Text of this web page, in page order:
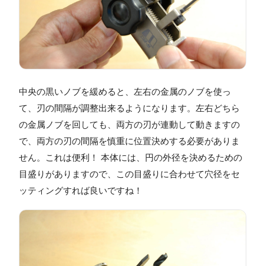
中央の黒いノブを緩めると、左右の金属のノブを使っ
て、刃の間隔が調整出来るようになります。左右どちら
の金属ノブを回しても、両方の刃が連動して動きますの
で、両方の刃の間隔を慎重に位置決めする必要がありま
せん。これは便利！ 本体には、円の外径を決めるための
目盛りがありますので、この目盛りに合わせて穴径をセ
ッティングすれば良いですね！